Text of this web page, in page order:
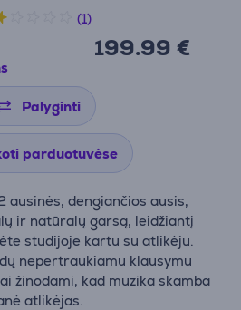
199.99 €
(1)
Palyginti
parduotuvėse
ausinės, dengiančios ausis,
ir natūralų garsą, leidžiantį
studijoje kartu su atlikėju.
nepertraukiamu klausymu
žinodami, kad muzika skamba
atlikėjas.